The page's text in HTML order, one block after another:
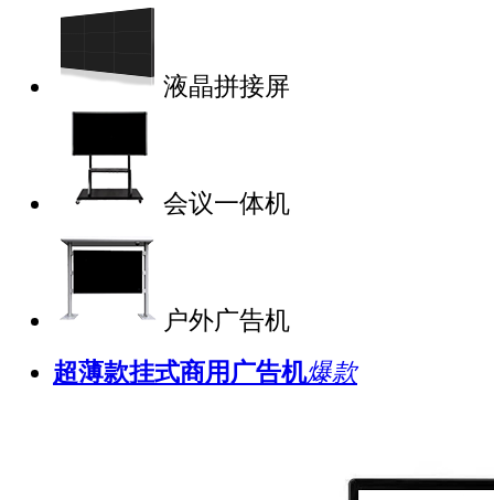
液晶拼接屏
会议一体机
户外广告机
超薄款挂式商用广告机爆款